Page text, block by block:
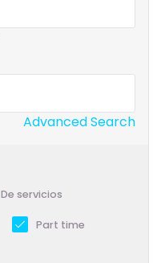
Advanced Search
De servicios
Part time